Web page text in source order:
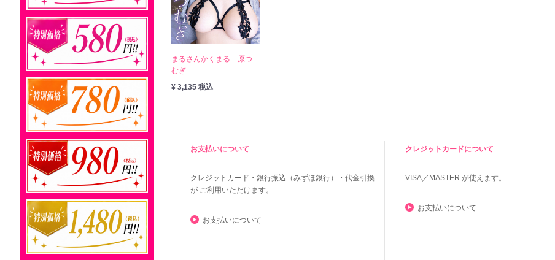
まるさんかくまる 原つ
むぎ
¥ 3,135 税込
お支払いについて
クレジットカード・銀行振込（みずほ銀行）・代金引換
が ご利用いただけます。
お支払いについて
クレジットカードについて
VISA／MASTER が使えます。
お支払いについて